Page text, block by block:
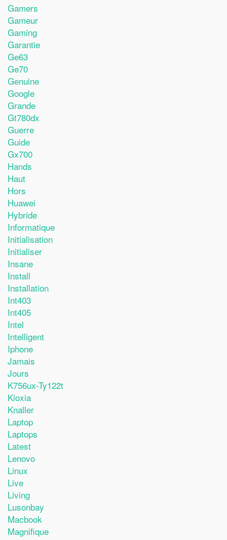
Gamers
Gameur
Gaming
Garantie
Ge63
Ge70
Genuine
Google
Grande
Gt780dx
Guerre
Guide
Gx700
Hands
Haut
Hors
Huawei
Hybride
Informatique
Initialisation
Initialiser
Insane
Install
Installation
Int403
Int405
Intel
Intelligent
Iphone
Jamais
Jours
K756ux-Ty122t
Kioxia
Knaller
Laptop
Laptops
Latest
Lenovo
Linux
Live
Living
Lusonbay
Macbook
Magnifique